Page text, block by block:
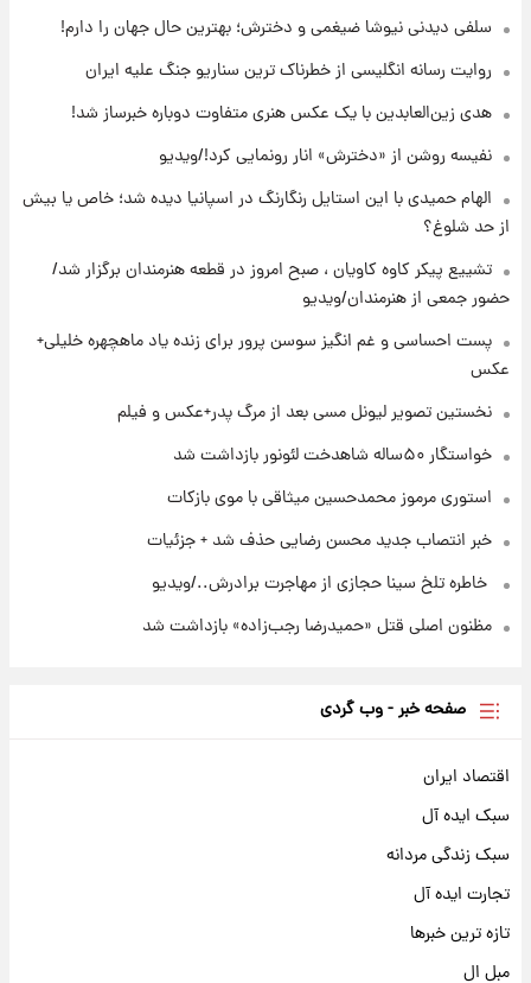
آتش‌سوزی در لوناپارک شیراز؛ آخرین وضعیت
خزندگان خطرناک پس از حادثه
۱۹ ساعت پیش
خواستگار ۵۰ساله شاهدخت لئونور بازداشت شد
پدر+عکس و فیلم
۲۰ ساعت پیش
استوری مرموز محمدحسین میثاقی با موی
سلفی دیدنی نیوشا ضیغمی و دخترش؛ بهترین حال جهان را دارم!
روایت رسانه انگلیسی از خطرناک ترین سناریو جنگ علیه ایران
هدی زین‌العابدین با یک عکس هنری متفاوت دوباره خبرساز شد!
نفیسه روشن از «دخترش» انار رونمایی کرد!/ویدیو
الهام حمیدی با این استایل رنگارنگ در اسپانیا دیده شد؛ خاص یا بیش
از حد شلوغ؟
تشییع پیکر کاوه کاویان ، صبح امروز در قطعه هنرمندان برگزار شد/
حضور جمعی از هنرمندان/ویدیو
پست احساسی و غم انگیز سوسن پرور برای زنده یاد ماهچهره خلیلی+
عکس
نخستین تصویر لیونل مسی بعد از مرگ پدر+عکس و فیلم
خواستگار ۵۰ساله شاهدخت لئونور بازداشت شد
استوری مرموز محمدحسین میثاقی با موی بازکات
خبر انتصاب جدید محسن رضایی حذف شد + جزئیات
⁨ خاطره تلخ سینا حجازی از مهاجرت برادرش../ویدیو
مظنون اصلی قتل «حمیدرضا رجب‌زاده» بازداشت شد
صفحه خبر - وب گردی
اقتصاد ایران
سبک ایده آل
سبک زندگی مردانه
تجارت ایده آل
تازه ترین خبرها
مبل ال